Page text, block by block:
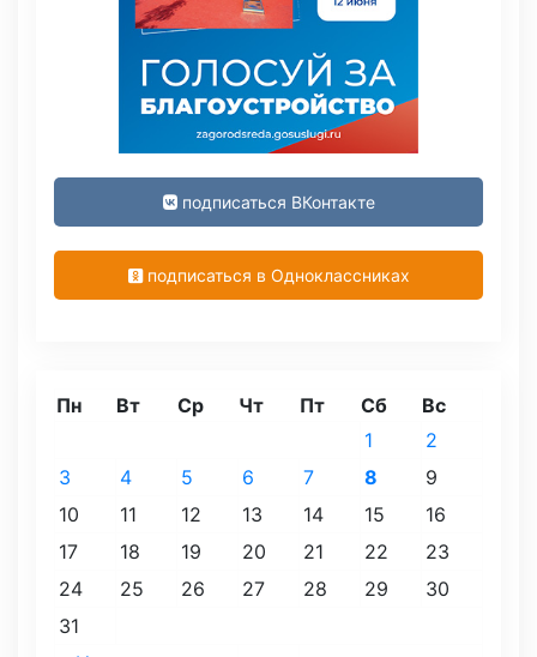
подписаться ВКонтакте
подписаться в Одноклассниках
Пн Вт Ср Чт Пт Сб Вс
1
2
3
4 5 6 7 8
9
10
11 12 13 14 15
16
17
18 19 20 21 22
23
24
25 26 27 28 29
30
31